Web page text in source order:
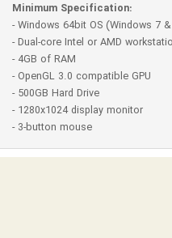
Minimum Specification:
- Windows 64bit OS (Windows 7
- Dual-core Intel or AMD
- 4GB of RAM
- OpenGL 3.0 compatible GPU
- 500GB Hard Drive
- 1280x1024 display monitor
- 3-button mouse